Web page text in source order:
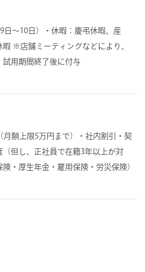
日～10日）・休暇：慶弔休暇、産
※店舗ミーティングなどにより、
試用期間終了後に付与
額上限5万円まで）・社内割引・契
但し、正社員で在籍3年以上が対
・厚生年金・雇用保険・労災保険）